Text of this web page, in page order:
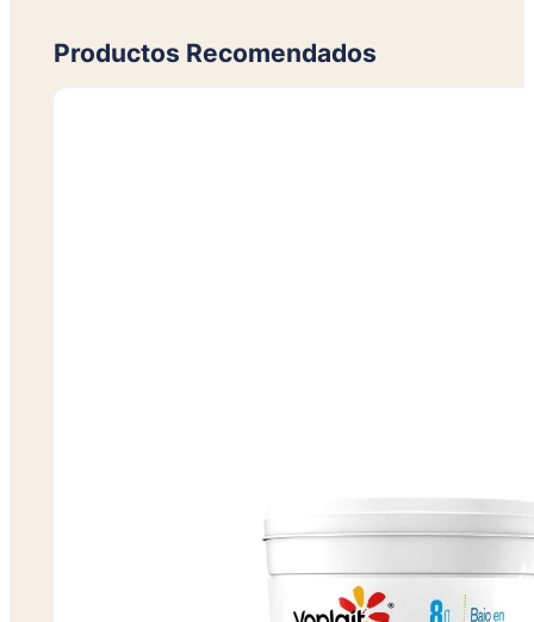
Productos Recomendados